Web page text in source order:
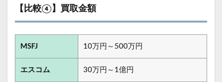
【比較④】買取金額
MSFJ 10万円～500万円
エスコム 30万円～1億円